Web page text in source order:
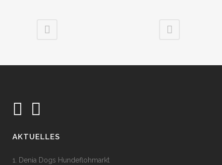
AKTUELLES
1. Denia Dogs Hundeflohmarkt